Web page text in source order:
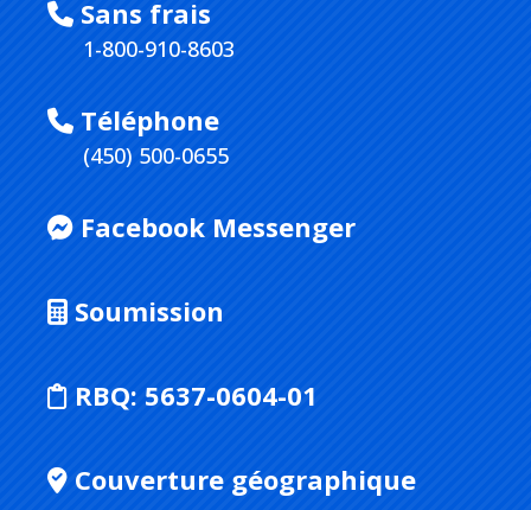
Sans frais
1-800-910-8603
Téléphone
(450) 500-0655
Facebook Messenger
Soumission
RBQ: 5637-0604-01
Couverture géographique